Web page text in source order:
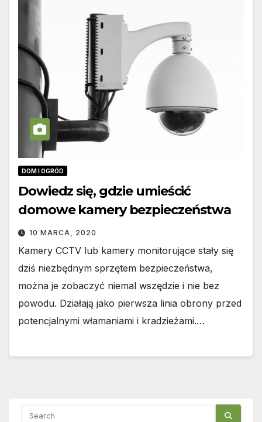
DOM I OGRÓD
Dowiedz się, gdzie umieścić
domowe kamery bezpieczeństwa
10 MARCA, 2020
Kamery CCTV lub kamery monitorujące stały się
dziś niezbędnym sprzętem bezpieczeństwa,
można je zobaczyć niemal wszędzie i nie bez
powodu. Działają jako pierwsza linia obrony przed
potencjalnymi włamaniami i kradzieżami.…